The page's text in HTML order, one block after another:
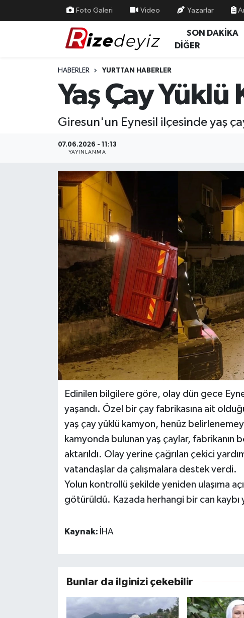
Foto Galeri Video Yazarlar
SON DAKİKA
DİĞER
HABERLER YURTTAN HABERLER
Yaş Çay
Giresun'un Eynesil ilçesinde yaş
07.06.2026 - 11:13
YAYINLANMA
Edinilen bilgilere göre, olay dün gece
yaşandı. Özel bir çay fabrikasına ait
yaş çay yüklü kamyon, henüz
kamyonda bulunan yaş çaylar,
aktarıldı. Olay yerine çağrılan çekici
vatandaşlar da çalışmalara destek verdi.
Yolun kontrollü şekilde yeniden ulaşıma
götürüldü. Kazada herhangi bir can kaybı
Kaynak: İHA
Bunlar da ilginizi çekebilir
Yurttan Haberler
Teknoloji
Rize Nöbetçi Eczaneler
Rize Trafik Yoğunluk Haritası
Tüm Manşetler
Haber Arşivi